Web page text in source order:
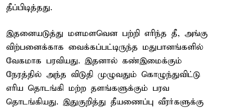
தீப்பிடித்தது.
இதனையடுத்து மளமளவென பற்றி எரிந்த தீ, அங்கு
விற்பனைக்காக வைக்கப்பட்டிருந்த மதுபானங்களில்
வேகமாக பரவியது. இதனால் கண்இமைக்கும்
நேரத்தில் அந்த விடுதி முழுவதும் கொழுந்துவிட்டு
எரிய தொடங்கி மற்ற தளங்களுக்கும் பரவ
தொடங்கியது. இதுகுறித்து தீயணைப்பு வீரர்களுக்கு